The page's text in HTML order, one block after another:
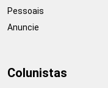
Pessoais
Anuncie
Colunistas